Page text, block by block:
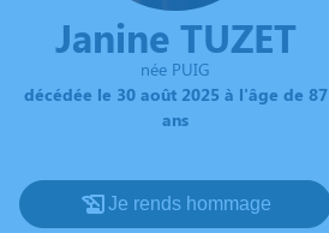
Janine TUZET
née PUIG
décédée le 30 août 2025 à l'âge de 87
ans
Je rends hommage